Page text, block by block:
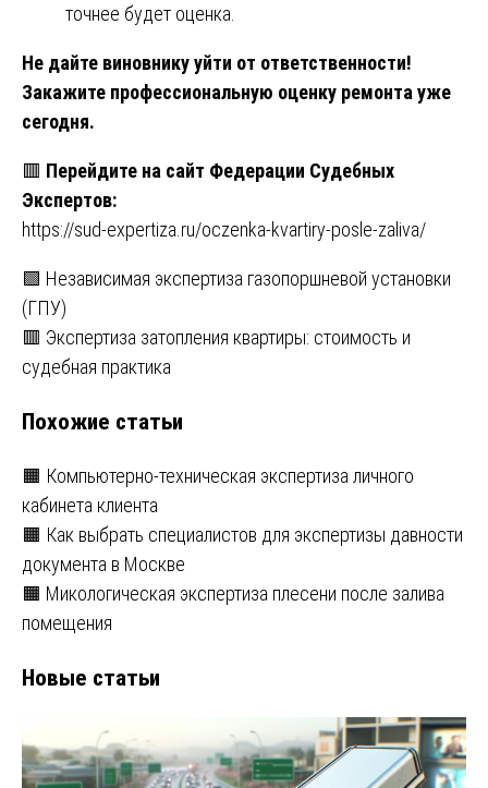
точнее будет оценка.
Не дайте виновнику уйти от ответственности!
Закажите профессиональную оценку ремонта уже
сегодня.
🟥 Перейдите на сайт Федерации Судебных
Экспертов:
https://sud-expertiza.ru/oczenka-kvartiry-posle-zaliva/
Навигация
по
записям
🟩 Независимая экспертиза газопоршневой установки
(ГПУ)
🟥 Экспертиза затопления квартиры: стоимость и
судебная практика
Похожие статьи
🟧 Компьютерно-техническая экспертиза личного
кабинета клиента
🟧 Как выбрать специалистов для экспертизы давности
документа в Москве
🟧 Микологическая экспертиза плесени после залива
помещения
Новые статьи